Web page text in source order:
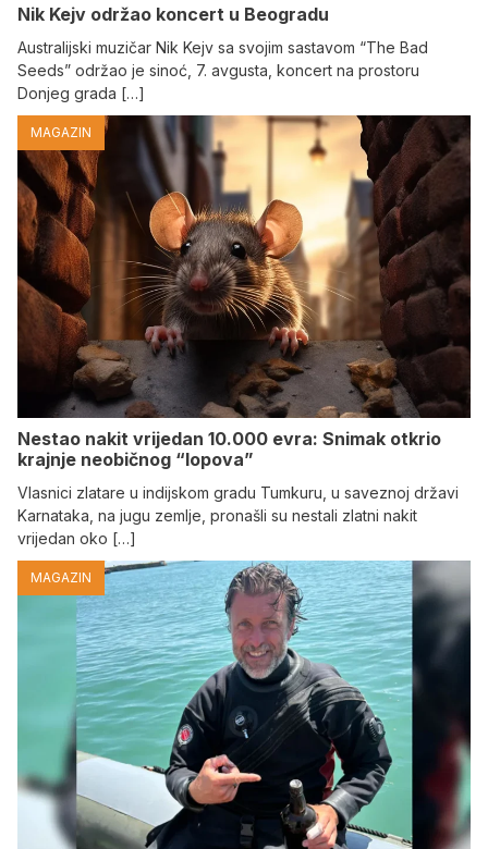
Nik Kejv održao koncert u Beogradu
Australijski muzičar Nik Kejv sa svojim sastavom “The Bad
Seeds” održao je sinoć, 7. avgusta, koncert na prostoru
Donjeg grada […]
MAGAZIN
Nestao nakit vrijedan 10.000 evra: Snimak otkrio
krajnje neobičnog “lopova”
Vlasnici zlatare u indijskom gradu Tumkuru, u saveznoj državi
Karnataka, na jugu zemlje, pronašli su nestali zlatni nakit
vrijedan oko […]
MAGAZIN